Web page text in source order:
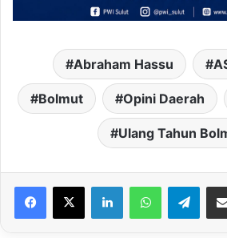
Abraham Hassu
Bolmut Opini Daerah
Ulang Tahun
Telegram